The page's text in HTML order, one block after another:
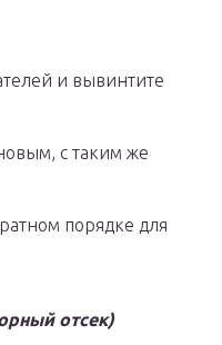
и вывинтите
с таким же
порядке для
отсек)